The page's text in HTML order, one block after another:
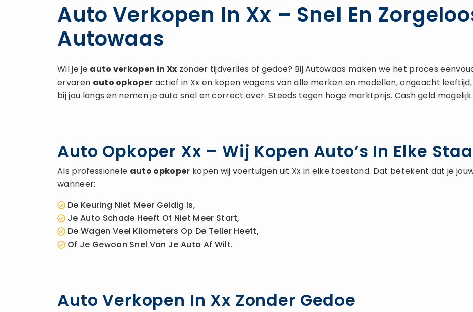
Auto Verkopen In Xx – Snel En
Autowaas
Wil je je auto verkopen in Xx zonder tijdverlies of gedoe? Bij Autowaas maken we het proces
ervaren auto opkoper actief in Xx en kopen wagens van alle merken en modellen, ongeacht
bij jou langs en nemen je auto snel en correct over. Steeds tegen hoge marktprijs. Cash geld mogelijk.
Auto Opkoper Xx – Wij Kopen Auto’s In Elke
Als professionele auto opkoper kopen wij voertuigen uit Xx in elke toestand. Dat betekent dat je
wanneer:
De Keuring Niet Meer Geldig Is,
Je Auto Schade Heeft Of Niet Meer Start,
De Wagen Veel Kilometers Op De Teller Heeft,
Of Je Gewoon Snel Van Je Auto Af Wilt.
Auto Verkopen In Xx Zonder Gedoe